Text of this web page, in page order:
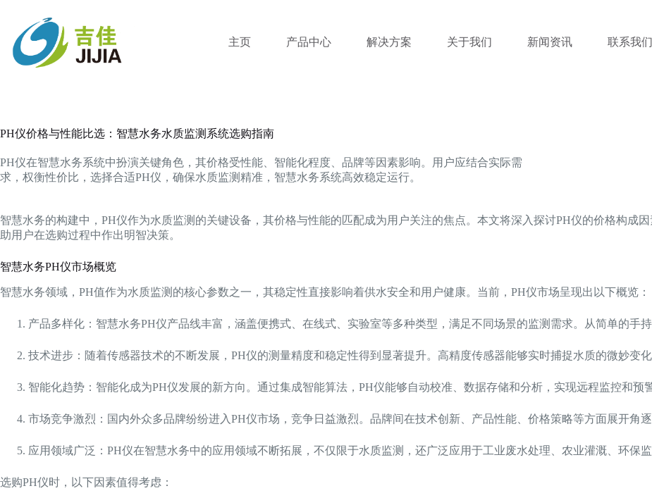
主页 产品中心 解决方案 关于我们 新闻资讯 联系我们
PH仪价格与性能比选：智慧水务水质监测系统选购指南
PH仪在智慧水务系统中扮演关键角色，其价格受性能、智能化程度、品牌等因素影响。用户应结合实际需
求，权衡性价比，选择合适PH仪，确保水质监测精准，智慧水务系统高效稳定运行。
智慧水务的构建中，PH仪作为水质监测的关键设备，其价格与性能的匹配成为用户关注的焦点。本文将深入探讨PH仪的价格构成
助用户在选购过程中作出明智决策。
智慧水务PH仪市场概览
智慧水务领域，PH值作为水质监测的核心参数之一，其稳定性直接影响着供水安全和用户健康。当前，PH仪市场呈现出以下概览：
产品多样化：智慧水务PH仪产品线丰富，涵盖便携式、在线式、实验室等多种类型，满足不同场景的监测需求。从简单的手
技术进步：随着传感器技术的不断发展，PH仪的测量精度和稳定性得到显著提升。高精度传感器能够实时捕捉水质的微妙变
智能化趋势：智能化成为PH仪发展的新方向。通过集成智能算法，PH仪能够自动校准、数据存储和分析，实现远程监控和预
市场竞争激烈：国内外众多品牌纷纷进入PH仪市场，竞争日益激烈。品牌间在技术创新、产品性能、价格策略等方面展开角逐
应用领域广泛：PH仪在智慧水务中的应用领域不断拓展，不仅限于水质监测，还广泛应用于工业废水处理、农业灌溉、环保监
选购PH仪时，以下因素值得考虑：